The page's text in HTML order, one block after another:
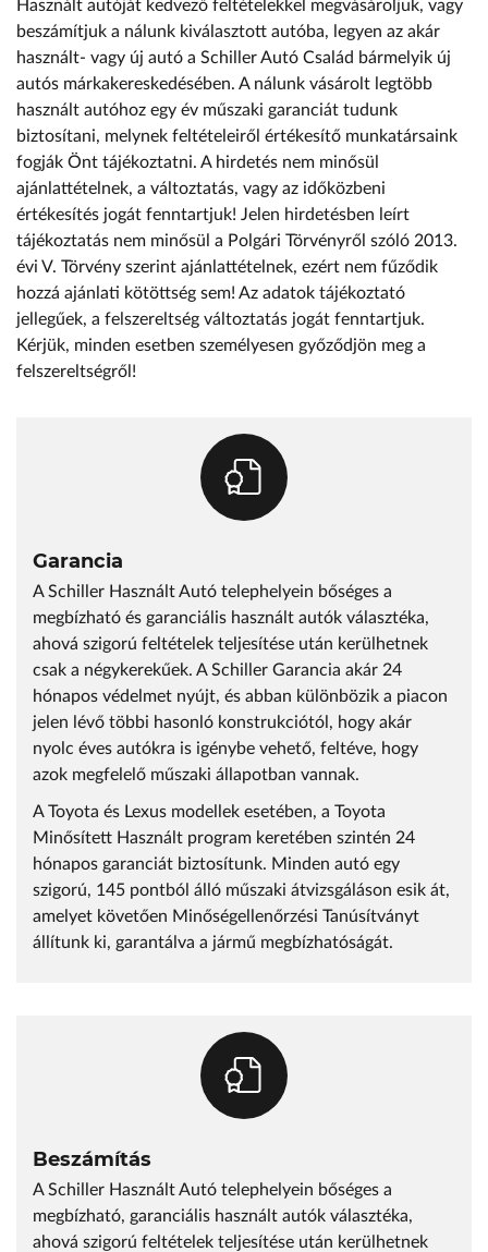
Használt autóját kedvező feltételekkel megvásároljuk, vagy
beszámítjuk a nálunk kiválasztott autóba, legyen az akár
használt- vagy új autó a Schiller Autó Család bármelyik új
autós márkakereskedésében. A nálunk vásárolt legtöbb
használt autóhoz egy év műszaki garanciát tudunk
biztosítani, melynek feltételeiről értékesítő munkatársaink
fogják Önt tájékoztatni. A hirdetés nem minősül
ajánlattételnek, a változtatás, vagy az időközbeni
értékesítés jogát fenntartjuk! Jelen hirdetésben leírt
tájékoztatás nem minősül a Polgári Törvényről szóló 2013.
évi V. Törvény szerint ajánlattételnek, ezért nem fűződik
hozzá ajánlati kötöttség sem! Az adatok tájékoztató
jellegűek, a felszereltség változtatás jogát fenntartjuk.
Kérjük, minden esetben személyesen győződjön meg a
felszereltségről!
Garancia
A Schiller Használt Autó telephelyein bőséges a
megbízható és garanciális használt autók választéka,
ahová szigorú feltételek teljesítése után kerülhetnek
csak a négykerekűek. A Schiller Garancia akár 24
hónapos védelmet nyújt, és abban különbözik a piacon
jelen lévő többi hasonló konstrukciótól, hogy akár
nyolc éves autókra is igénybe vehető, feltéve, hogy
azok megfelelő műszaki állapotban vannak.
A Toyota és Lexus modellek esetében, a Toyota
Minősített Használt program keretében szintén 24
hónapos garanciát biztosítunk. Minden autó egy
szigorú, 145 pontból álló műszaki átvizsgáláson esik át,
amelyet követően Minőségellenőrzési Tanúsítványt
állítunk ki, garantálva a jármű megbízhatóságát.
Beszámítás
A Schiller Használt Autó telephelyein bőséges a
megbízható, garanciális használt autók választéka,
ahová szigorú feltételek teljesítése után kerülhetnek